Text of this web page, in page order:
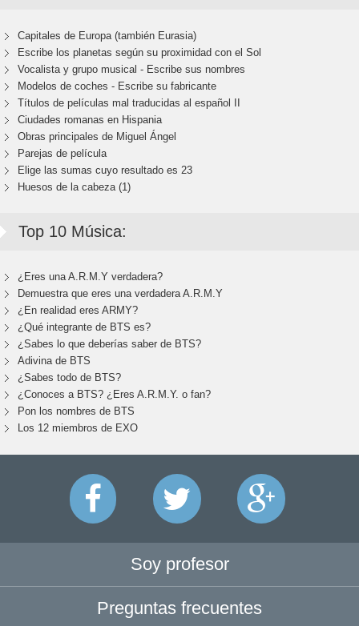
Capitales de Europa (también Eurasia)
Escribe los planetas según su proximidad con el Sol
Vocalista y grupo musical - Escribe sus nombres
Modelos de coches - Escribe su fabricante
Títulos de películas mal traducidas al español II
Ciudades romanas en Hispania
Obras principales de Miguel Ángel
Parejas de película
Elige las sumas cuyo resultado es 23
Huesos de la cabeza (1)
Top 10 Música:
¿Eres una A.R.M.Y verdadera?
Demuestra que eres una verdadera A.R.M.Y
¿En realidad eres ARMY?
¿Qué integrante de BTS es?
¿Sabes lo que deberías saber de BTS?
Adivina de BTS
¿Sabes todo de BTS?
¿Conoces a BTS? ¿Eres A.R.M.Y. o fan?
Pon los nombres de BTS
Los 12 miembros de EXO
Soy profesor
Preguntas frecuentes